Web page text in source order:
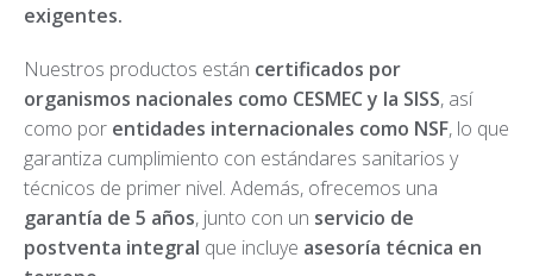
exigentes.
Nuestros productos están certificados por
organismos nacionales como CESMEC y la SISS, así
como por entidades internacionales como NSF, lo que
garantiza cumplimiento con estándares sanitarios y
técnicos de primer nivel. Además, ofrecemos una
garantía de 5 años, junto con un servicio de
postventa integral que incluye asesoría técnica en